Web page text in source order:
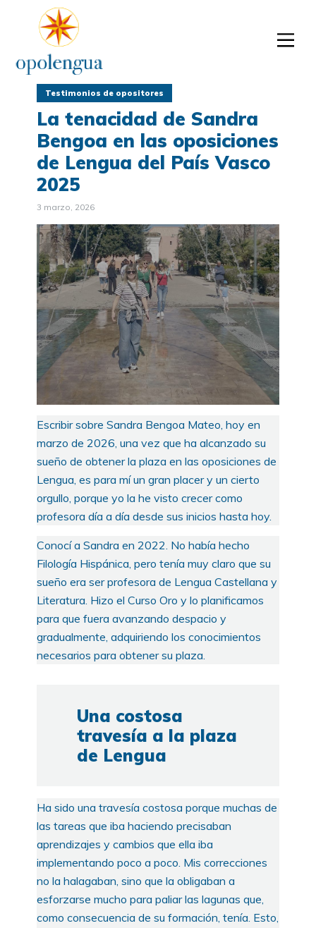
Testimonios de opositores
La tenacidad de Sandra
Bengoa en las oposiciones
de Lengua del País Vasco
2025
3 marzo, 2026
Escribir sobre Sandra Bengoa Mateo, hoy en
marzo de 2026, una vez que ha alcanzado su
sueño de obtener la plaza en las oposiciones de
Lengua, es para mí un gran placer y un cierto
orgullo, porque yo la he visto crecer como
profesora día a día desde sus inicios hasta hoy.
Conocí a Sandra en 2022. No había hecho
Filología Hispánica, pero tenía muy claro que su
sueño era ser profesora de Lengua Castellana y
Literatura. Hizo el Curso Oro y lo planificamos
para que fuera avanzando despacio y
gradualmente, adquiriendo los conocimientos
necesarios para obtener su plaza.
Una costosa
travesía a la plaza
de Lengua
Ha sido una travesía costosa porque muchas de
las tareas que iba haciendo precisaban
aprendizajes y cambios que ella iba
implementando poco a poco. Mis correcciones
no la halagaban, sino que la obligaban a
esforzarse mucho para paliar las lagunas que,
como consecuencia de su formación, tenía. Esto,